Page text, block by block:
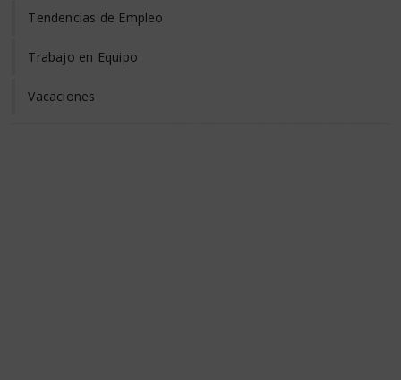
Tendencias de Empleo
Trabajo en Equipo
Vacaciones